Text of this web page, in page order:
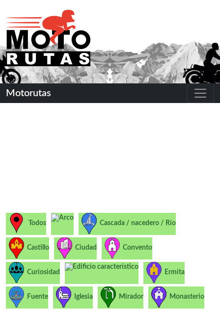
Motorutas
Todos
Arco
Cascada / nacedero / Río
Castillo Ciudad Convento
Curiosidad
Edificio característico
Ermita
Fuente Iglesia Mirador Monasterio